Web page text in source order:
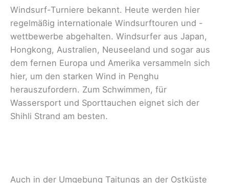
Windsurf-Turniere bekannt. Heute werden hier
regelmäßig internationale Windsurftouren und -
wettbewerbe abgehalten. Windsurfer aus Japan,
Hongkong, Australien, Neuseeland und sogar aus
dem fernen Europa und Amerika versammeln sich
hier, um den starken Wind in Penghu
herauszufordern. Zum Schwimmen, für
Wassersport und Sporttauchen eignet sich der
Shihli Strand am besten.
Auch in der Umgebung Taitungs an der Ostküste